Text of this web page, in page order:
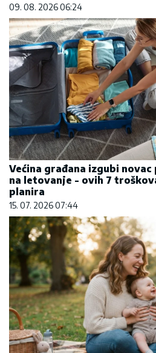
09. 08. 2026 06:24
Većina građana izgubi
na letovanje - ovih 7
planira
15. 07. 2026 07:44